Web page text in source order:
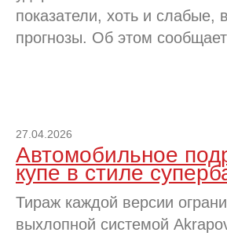
показатели, хоть и
прогнозы. Об этом
27.04.2026
Автомобильное
купе в стиле
Тираж каждой версии
выхлопной системой